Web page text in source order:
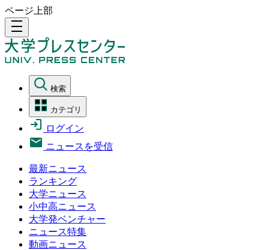
ページ上部
density_medium
検索
カテゴリ
ログイン
ニュースを受信
最新ニュース
ランキング
大学ニュース
小中高ニュース
大学発ベンチャー
ニュース特集
動画ニュース